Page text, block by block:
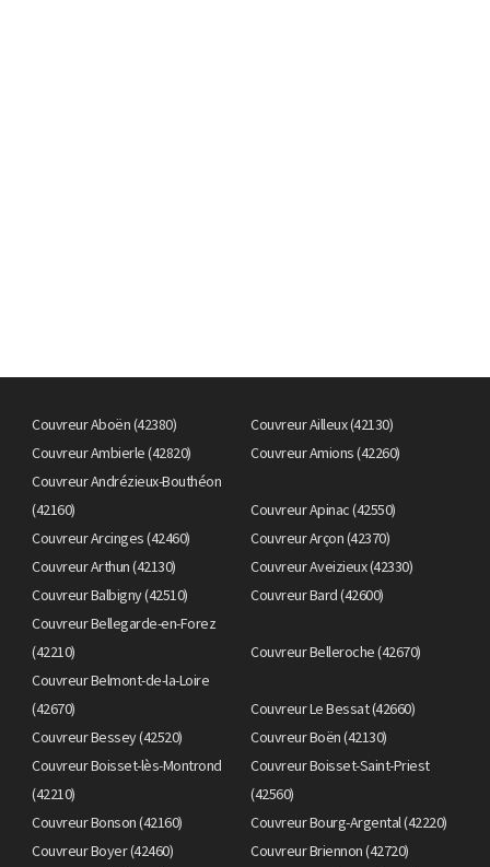
Couvreur Aboën (42380)
Couvreur Ailleux (42130)
Couvreur Ambierle (42820)
Couvreur Amions (42260)
Couvreur Andrézieux-Bouthéon
(42160)
Couvreur Apinac (42550)
Couvreur Arcinges (42460)
Couvreur Arçon (42370)
Couvreur Arthun (42130)
Couvreur Aveizieux (42330)
Couvreur Balbigny (42510)
Couvreur Bard (42600)
Couvreur Bellegarde-en-Forez
(42210)
Couvreur Belleroche (42670)
Couvreur Belmont-de-la-Loire
(42670)
Couvreur Le Bessat (42660)
Couvreur Bessey (42520)
Couvreur Boën (42130)
Couvreur Boisset-lès-Montrond
(42210)
Couvreur Boisset-Saint-Priest
(42560)
Couvreur Bonson (42160)
Couvreur Bourg-Argental (42220)
Couvreur Boyer (42460)
Couvreur Briennon (42720)